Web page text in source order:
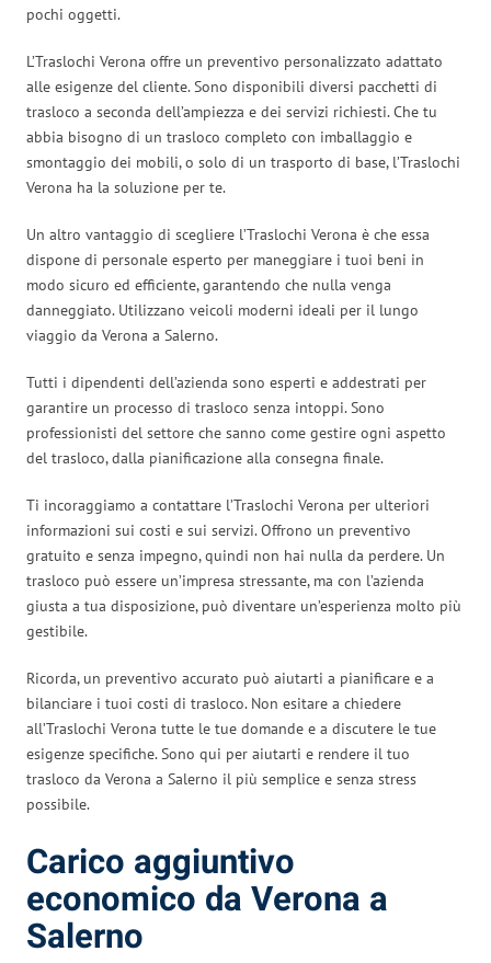
pochi oggetti.
L’Traslochi Verona offre un preventivo personalizzato adattato
alle esigenze del cliente. Sono disponibili diversi pacchetti di
trasloco a seconda dell’ampiezza e dei servizi richiesti. Che tu
abbia bisogno di un trasloco completo con imballaggio e
smontaggio dei mobili, o solo di un trasporto di base, l’Traslochi
Verona ha la soluzione per te.
Un altro vantaggio di scegliere l’Traslochi Verona è che essa
dispone di personale esperto per maneggiare i tuoi beni in
modo sicuro ed efficiente, garantendo che nulla venga
danneggiato. Utilizzano veicoli moderni ideali per il lungo
viaggio da Verona a Salerno.
Tutti i dipendenti dell’azienda sono esperti e addestrati per
garantire un processo di trasloco senza intoppi. Sono
professionisti del settore che sanno come gestire ogni aspetto
del trasloco, dalla pianificazione alla consegna finale.
Ti incoraggiamo a contattare l’Traslochi Verona per ulteriori
informazioni sui costi e sui servizi. Offrono un preventivo
gratuito e senza impegno, quindi non hai nulla da perdere. Un
trasloco può essere un’impresa stressante, ma con l’azienda
giusta a tua disposizione, può diventare un’esperienza molto più
gestibile.
Ricorda, un preventivo accurato può aiutarti a pianificare e a
bilanciare i tuoi costi di trasloco. Non esitare a chiedere
all’Traslochi Verona tutte le tue domande e a discutere le tue
esigenze specifiche. Sono qui per aiutarti e rendere il tuo
trasloco da Verona a Salerno il più semplice e senza stress
possibile.
Carico aggiuntivo
economico da Verona a
Salerno